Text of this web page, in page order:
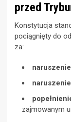
przed
Konstytucja
pociągnięty do
za:
zajmowanym